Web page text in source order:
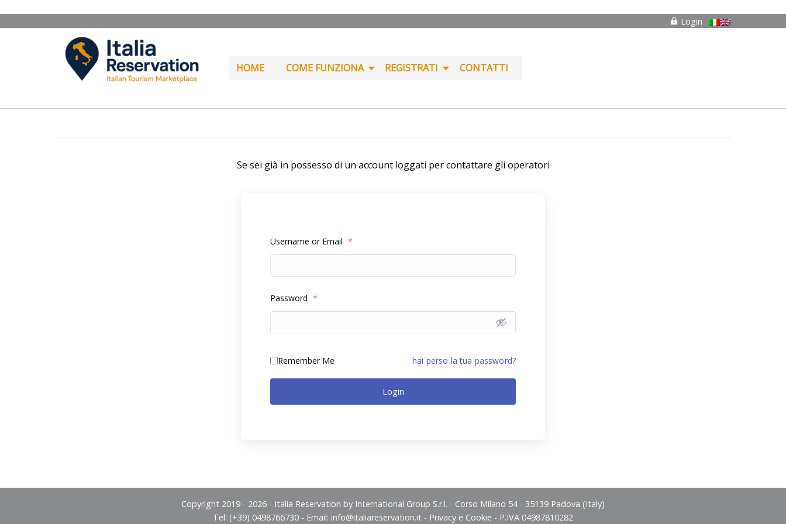
Login
HOME COME FUNZIONA REGISTRATI CONTATTI
Se sei già in possesso di un account loggati per contattare gli operatori
Username or Email *
Password *
Remember Me hai perso la tua password?
Login
Copyright 2019 - 2026 - Italia Reservation by International Group S.r.l. - Corso Milano 54 - 35139 Padova (Italy)
Tel: (+39) 0498766730 - Email: info@italiareservation.it - Privacy e Cookie - P.IVA 04987810282